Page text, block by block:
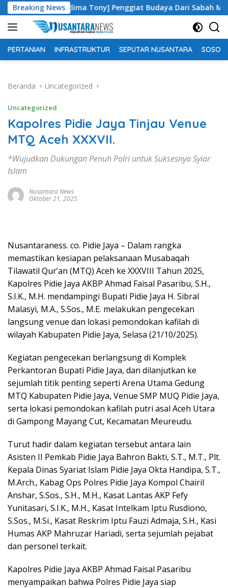
Langsung
ke
konten
Breaking NewsTony] Penggiat Budaya Dari Sabah Malaysia, Jaga
PERTANIAN INFRASTRUKTUR SEPUTAR NUSANTARA SOSOK
Beranda Uncategorized
Uncategorized
Kapolres Pidie Jaya Tinjau Venue
MTQ Aceh XXXVII.
*Wujudkan Dukungan Penuh Polri untuk Suksesnya Syiar
Islam
Nusantara News
Oktober 21, 2025
Nusantaraness. co. Pidie Jaya – Dalam rangka
memastikan kesiapan pelaksanaan Musabaqah
Tilawatil Qur’an (MTQ) Aceh ke XXXVIII Tahun 2025,
Kapolres Pidie Jaya AKBP Ahmad Faisal Pasaribu, S.H.,
S.I.K., M.H. mendampingi Bupati Pidie Jaya H. Sibral
Malasyi, M.A., S.Sos., M.E. melakukan pengecekan
langsung venue dan lokasi pemondokan kafilah di
wilayah Kabupaten Pidie Jaya, Selasa (21/10/2025).
Kegiatan pengecekan berlangsung di Komplek
Perkantoran Bupati Pidie Jaya, dan dilanjutkan ke
sejumlah titik penting seperti Arena Utama Gedung
MTQ Kabupaten Pidie Jaya, Venue SMP MUQ Pidie Jaya,
serta lokasi pemondokan kafilah putri asal Aceh Utara
di Gampong Mayang Cut, Kecamatan Meureudu.
Turut hadir dalam kegiatan tersebut antara lain
Asisten II Pemkab Pidie Jaya Bahron Bakti, S.T., M.T., Plt.
Kepala Dinas Syariat Islam Pidie Jaya Okta Handipa, S.T.,
M.Arch., Kabag Ops Polres Pidie Jaya Kompol Chairil
Anshar, S.Sos., S.H., M.H., Kasat Lantas AKP Fefy
Yunitasari, S.I.K., M.H., Kasat Intelkam Iptu Rusdiono,
S.Sos., M.Si., Kasat Reskrim Iptu Fauzi Admaja, S.H., Kasi
Humas AKP Mahruzar Hariadi, serta sejumlah pejabat
dan personel terkait.
Kapolres Pidie Jaya AKBP Ahmad Faisal Pasaribu
menyampaikan bahwa Polres Pidie Jaya siap